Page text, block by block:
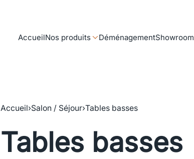
AccueilNos produits DéménagementShowroom
Accueil›Salon / Séjour›Tables basses
Tables basses